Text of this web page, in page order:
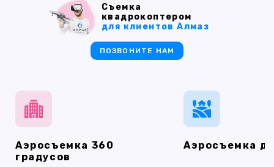
Аэросъемка 360
градусов
Аэросъемка
Съемка
квадрокоптером
для клиентов Алмаз
ПОЗВОНИТЕ НАМ